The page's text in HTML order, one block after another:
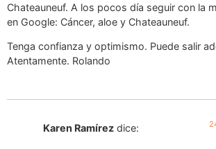
Chateauneuf. A los pocos día seguir con la
en Google: Cáncer, aloe y Chateauneuf.
Tenga confianza y optimismo. Puede salir
Atentamente. Rolando
Karen Ramírez dice: